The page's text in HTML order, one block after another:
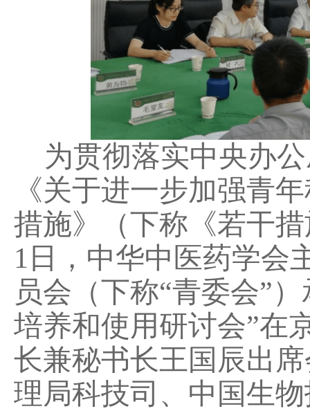
为贯彻落实中央办
《关于进一步加强青
措施》（下称《若干
1日，中华中医药学会
员会（下称“青委会”
培养和使用研讨会”在
长兼秘书长王国辰出
理局科技司、中国生